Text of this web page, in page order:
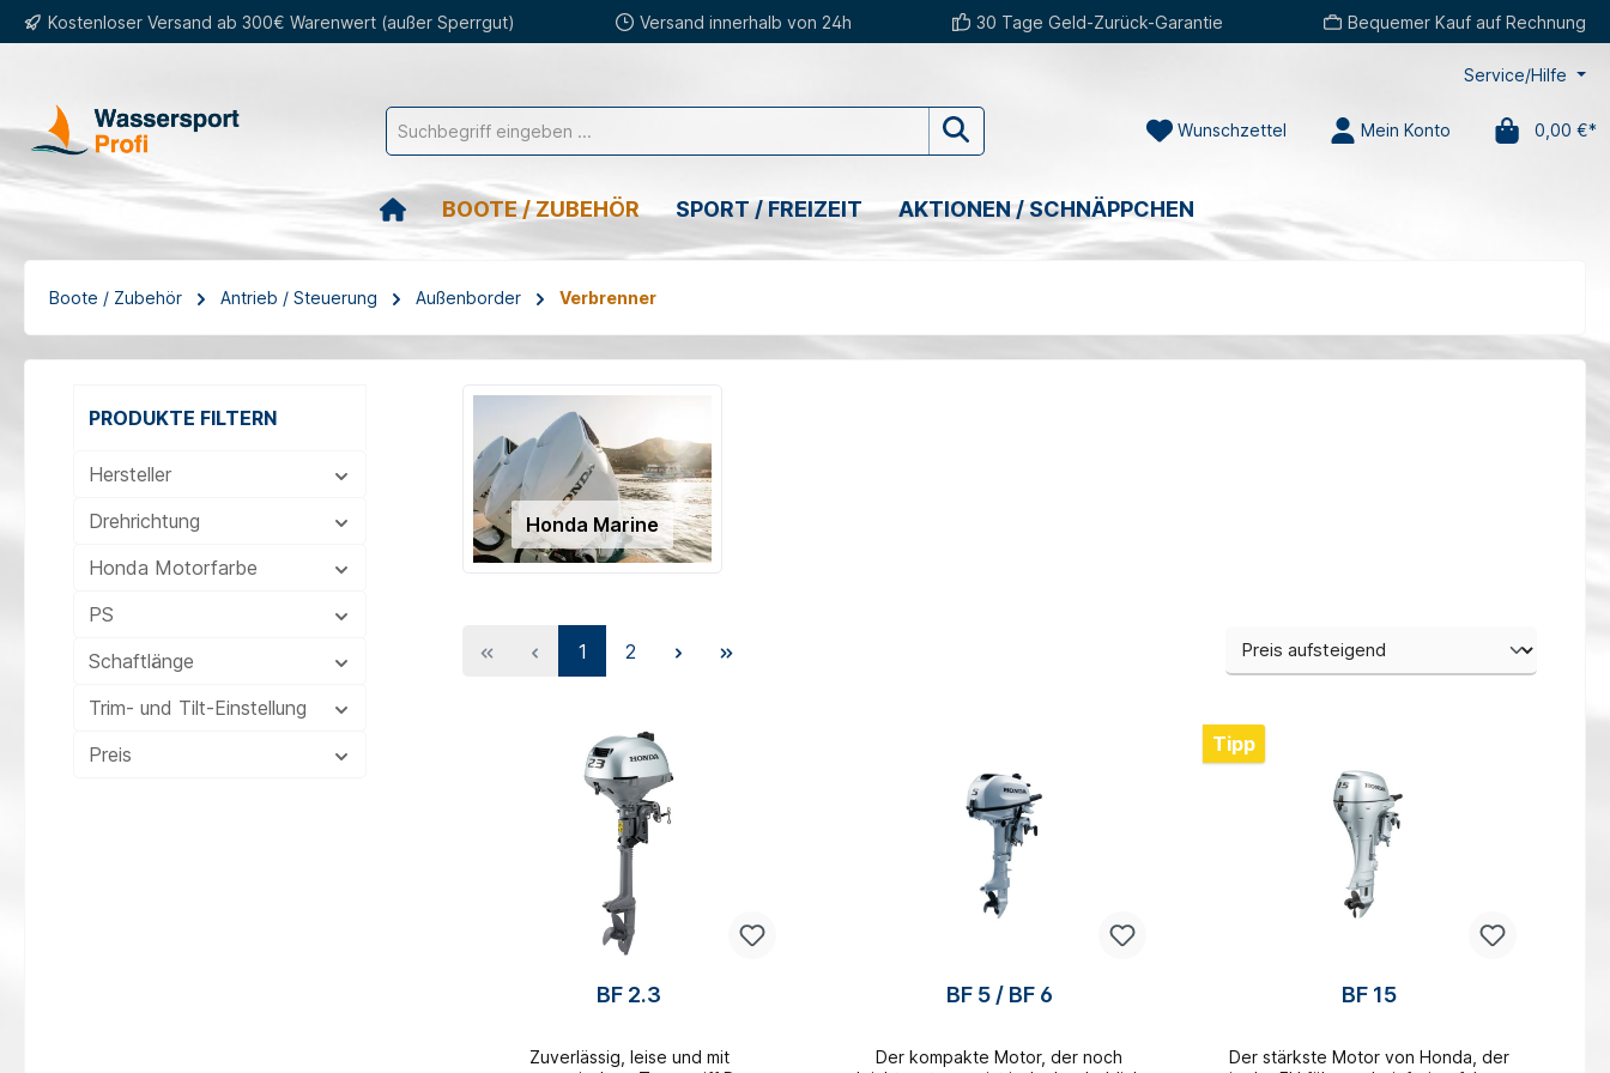
Zur Hauptnavigation springen
Kostenloser Versand ab 300€ Warenwert (außer Sperrgut) Versand innerhalb von 24h 30 Tage Geld-Zurück-Garantie Bequemer Kauf auf Rechnung
Service/Hilfe
Wunschzettel Mein Konto 0,00 €*
BOOTE / ZUBEHÖR SPORT / FREIZEIT AKTIONEN / SCHNÄPPCHEN
Boote / Zubehör Antrieb / Steuerung Außenborder Verbrenner
PRODUKTE FILTERN
Hersteller
Drehrichtung
Honda Motorfarbe
PS
Schaftlänge
Trim- und Tilt-Einstellung
Preis
Honda Marine
1 2
BF 2.3
Zuverlässig, leise und mit
BF 5 / BF 6
Der kompakte Motor, der noch
Tipp
BF 15
Der stärkste Motor von Honda, der